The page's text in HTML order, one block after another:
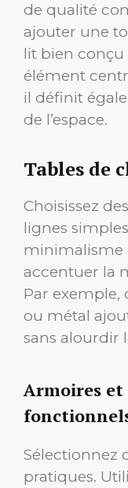
de qualité
ajouter une
lit bien
élément
il définit
de l’espace.
Tables de
Choisissez
lignes
minimalisme
accentuer la
Par exemple,
ou métal
sans alourdir
Armoires
Sélectionnez
pratiques.